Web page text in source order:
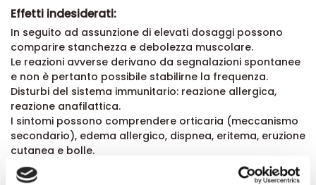
Effetti indesiderati:
In seguito ad assunzione di elevati dosaggi possono
comparire stanchezza e debolezza muscolare.
Le reazioni avverse derivano da segnalazioni spontanee
e non è pertanto possibile stabilirne la frequenza.
Disturbi del sistema immunitario: reazione allergica,
reazione anafilattica.
I sintomi possono comprendere orticaria (meccanismo
secondario), edema allergico, dispnea, eritema, eruzione
cutanea e bolle.
Se compare un a reazione allergica, interrompere il
trattamento e consultare un medico.